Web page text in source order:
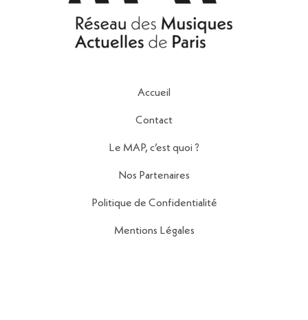
Accueil
Contact
Le MAP, c’est quoi ?
Nos Partenaires
Politique de Confidentialité
Mentions Légales